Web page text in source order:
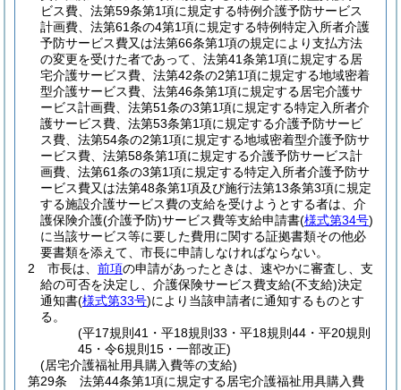
ビス費、法第59条第1項に規定する特例介護予防サービス
計画費、法第61条の4第1項に規定する特例特定入所者介護
予防サービス費又は法第66条第1項の規定により支払方法
の変更を受けた者であって、法第41条第1項に規定する居
宅介護サービス費、法第42条の2第1項に規定する地域密着
型介護サービス費、法第46条第1項に規定する居宅介護サ
ービス計画費、法第51条の3第1項に規定する特定入所者介
護サービス費、法第53条第1項に規定する介護予防サービ
ス費、法第54条の2第1項に規定する地域密着型介護予防サ
ービス費、法第58条第1項に規定する介護予防サービス計
画費、法第61条の3第1項に規定する特定入所者介護予防サ
ービス費又は法第48条第1項及び施行法第13条第3項に規定
する施設介護サービス費の支給を受けようとする者は、介
護保険介護(介護予防)サービス費等支給申請書(様式第34号)
に当該サービス等に要した費用に関する証拠書類その他必
要書類を添えて、市長に申請しなければならない。
2
市長は、 前項の申請があったときは、速やかに審査し、支
給の可否を決定し、介護保険サービス費支給(不支給)決定
通知書(様式第33号)により当該申請者に通知するものとす
る。
(平17規則41・平18規則33・平18規則44・平20規則
45・令6規則15・一部改正)
(居宅介護福祉用具購入費等の支給)
第29条
法第44条第1項に規定する居宅介護福祉用具購入費